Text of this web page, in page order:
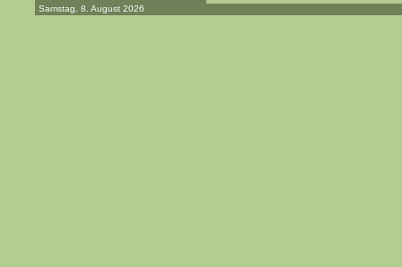
Samstag, 8. August 2026